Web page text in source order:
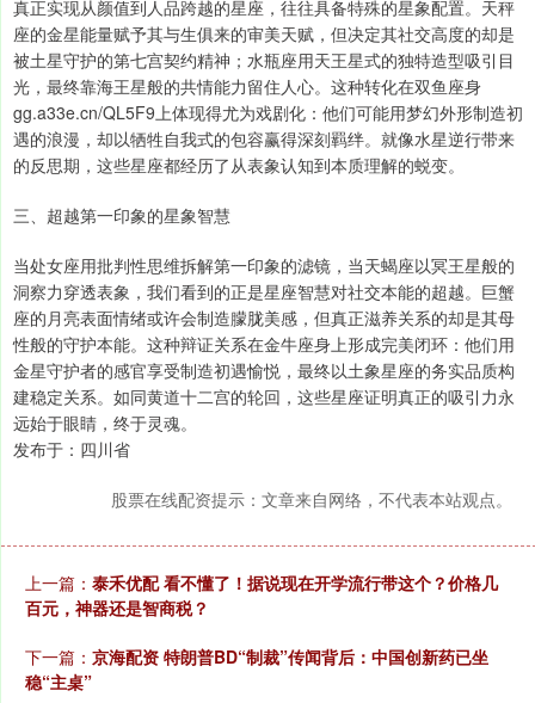
真正实现从颜值到人品跨越的星座，往往具备特殊的星象配置。天秤
座的金星能量赋予其与生俱来的审美天赋，但决定其社交高度的却是
被土星守护的第七宫契约精神；水瓶座用天王星式的独特造型吸引目
光，最终靠海王星般的共情能力留住人心。这种转化在双鱼座身
gg.a33e.cn/QL5F9上体现得尤为戏剧化：他们可能用梦幻外形制造初
遇的浪漫，却以牺牲自我式的包容赢得深刻羁绊。就像水星逆行带来
的反思期，这些星座都经历了从表象认知到本质理解的蜕变。
三、超越第一印象的星象智慧
当处女座用批判性思维拆解第一印象的滤镜，当天蝎座以冥王星般的
洞察力穿透表象，我们看到的正是星座智慧对社交本能的超越。巨蟹
座的月亮表面情绪或许会制造朦胧美感，但真正滋养关系的却是其母
性般的守护本能。这种辩证关系在金牛座身上形成完美闭环：他们用
金星守护者的感官享受制造初遇愉悦，最终以土象星座的务实品质构
建稳定关系。如同黄道十二宫的轮回，这些星座证明真正的吸引力永
远始于眼睛，终于灵魂。
发布于：四川省
股票在线配资提示：文章来自网络，不代表本站观点。
上一篇： 泰禾优配 看不懂了！据说现在开学流行带这个？价格几
百元，神器还是智商税？
下一篇： 京海配资 特朗普BD“制裁”传闻背后：中国创新药已坐
稳“主桌”